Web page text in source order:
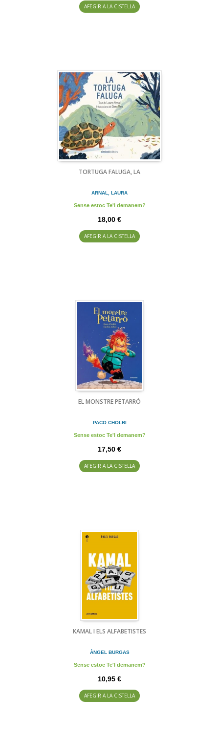
AFEGIR A LA CISTELLA
TORTUGA FALUGA, LA
ARNAL, LAURA
Sense estoc Te'l demanem?
18,00 €
AFEGIR A LA CISTELLA
EL MONSTRE PETARRÓ
PACO CHOLBI
Sense estoc Te'l demanem?
17,50 €
AFEGIR A LA CISTELLA
KAMAL I ELS ALFABETISTES
ÀNGEL BURGAS
Sense estoc Te'l demanem?
10,95 €
AFEGIR A LA CISTELLA